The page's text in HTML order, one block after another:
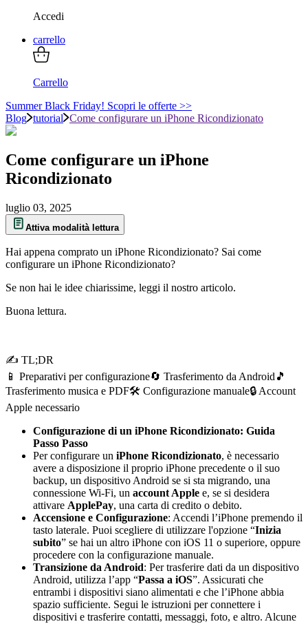
Accedi
carrello
Carrello
Summer Black Friday! Scopri le offerte >>
Blog tutorial Come configurare un iPhone Ricondizionato
Come configurare un iPhone
Ricondizionato
luglio 03, 2025
Attiva modalità lettura
Hai appena comprato un iPhone Ricondizionato? Sai come
configurare un iPhone Ricondizionato?
Se non hai le idee chiarissime, leggi il nostro articolo.
Buona lettura.
✍ TL;DR
📱 Preparativi per configurazione🔄 Trasferimento da Android 🎵
Trasferimento musica e PDF🛠️ Configurazione manuale🔒 Account
Apple necessario
Configurazione di un iPhone Ricondizionato: Guida
Passo Passo
Per configurare un iPhone Ricondizionato, è necessario
avere a disposizione il proprio iPhone precedente o il suo
backup, un dispositivo Android se si sta migrando, una
connessione Wi-Fi, un account Apple e, se si desidera
attivare ApplePay, una carta di credito o debito.
Accensione e Configurazione: Accendi l’iPhone premendo il
tasto laterale. Puoi scegliere di utilizzare l'opzione “Inizia
subito” se hai un altro iPhone con iOS 11 o superiore, oppure
procedere con la configurazione manuale.
Transizione da Android: Per trasferire dati da un dispositivo
Android, utilizza l’app “Passa a iOS”. Assicurati che
entrambi i dispositivi siano alimentati e che l’iPhone abbia
spazio sufficiente. Segui le istruzioni per connettere i
dispositivi e trasferire contatti, messaggi, foto, e altro. Alcune